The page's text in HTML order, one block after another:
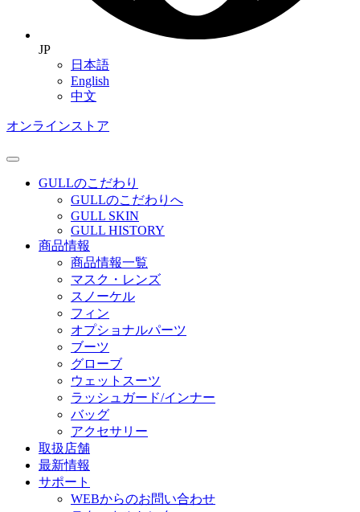
JP
日本語
English
中文
オンラインストア
GULLのこだわり
GULLのこだわりへ
GULL SKIN
GULL HISTORY
商品情報
商品情報一覧
マスク・レンズ
スノーケル
フィン
オプショナルパーツ
ブーツ
グローブ
ウェットスーツ
ラッシュガード/インナー
バッグ
アクセサリー
取扱店舗
最新情報
サポート
WEBからのお問い合わせ